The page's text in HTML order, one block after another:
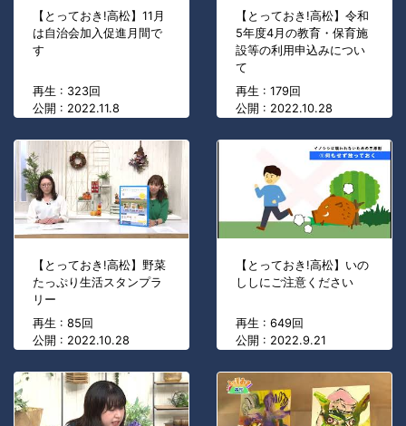
【とっておき!高松】11月
は自治会加入促進月間で
す
再生 : 323回
公開 : 2022.11.8
【とっておき!高松】令和
5年度4月の教育・保育施
設等の利用申込みについ
て
再生 : 179回
公開 : 2022.10.28
【とっておき!高松】野菜
たっぷり生活スタンプラ
リー
再生 : 85回
公開 : 2022.10.28
【とっておき!高松】いの
ししにご注意ください
再生 : 649回
公開 : 2022.9.21